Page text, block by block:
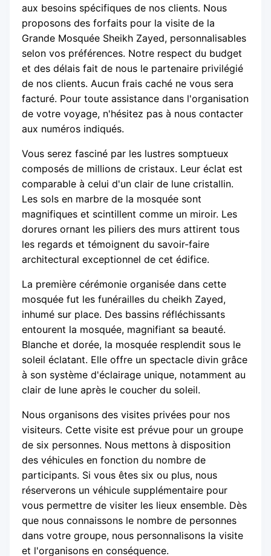
aux besoins spécifiques de nos clients. Nous
proposons des forfaits pour la visite de la
Grande Mosquée Sheikh Zayed, personnalisables
selon vos préférences. Notre respect du budget
et des délais fait de nous le partenaire privilégié
de nos clients. Aucun frais caché ne vous sera
facturé. Pour toute assistance dans l'organisation
de votre voyage, n'hésitez pas à nous contacter
aux numéros indiqués.
Vous serez fasciné par les lustres somptueux
composés de millions de cristaux. Leur éclat est
comparable à celui d'un clair de lune cristallin.
Les sols en marbre de la mosquée sont
magnifiques et scintillent comme un miroir. Les
dorures ornant les piliers des murs attirent tous
les regards et témoignent du savoir-faire
architectural exceptionnel de cet édifice.
La première cérémonie organisée dans cette
mosquée fut les funérailles du cheikh Zayed,
inhumé sur place. Des bassins réfléchissants
entourent la mosquée, magnifiant sa beauté.
Blanche et dorée, la mosquée resplendit sous le
soleil éclatant. Elle offre un spectacle divin grâce
à son système d'éclairage unique, notamment au
clair de lune après le coucher du soleil.
Nous organisons des visites privées pour nos
visiteurs. Cette visite est prévue pour un groupe
de six personnes. Nous mettons à disposition
des véhicules en fonction du nombre de
participants. Si vous êtes six ou plus, nous
réserverons un véhicule supplémentaire pour
vous permettre de visiter les lieux ensemble. Dès
que nous connaissons le nombre de personnes
dans votre groupe, nous personnalisons la visite
et l'organisons en conséquence.